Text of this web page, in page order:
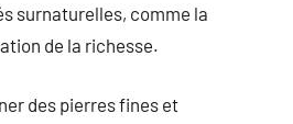
surnaturelles, comme la
de la richesse.
des pierres fines et